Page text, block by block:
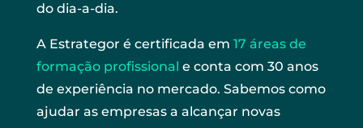
do dia-a-dia.
A Estrategor é certificada em 17 áreas de
formação profissional e conta com 30 anos
de experiência no mercado. Sabemos como
ajudar as empresas a alcançar novas